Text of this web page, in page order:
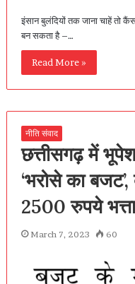
इंसान बुलंदियों तक जाना चाहें तो
बन सकता है –…
Read More »
नीति संवाद
छत्तीसगढ़ में
‘भरोसे का बजट’,
2500 रुपये भत्ता
March 7, 2023 60